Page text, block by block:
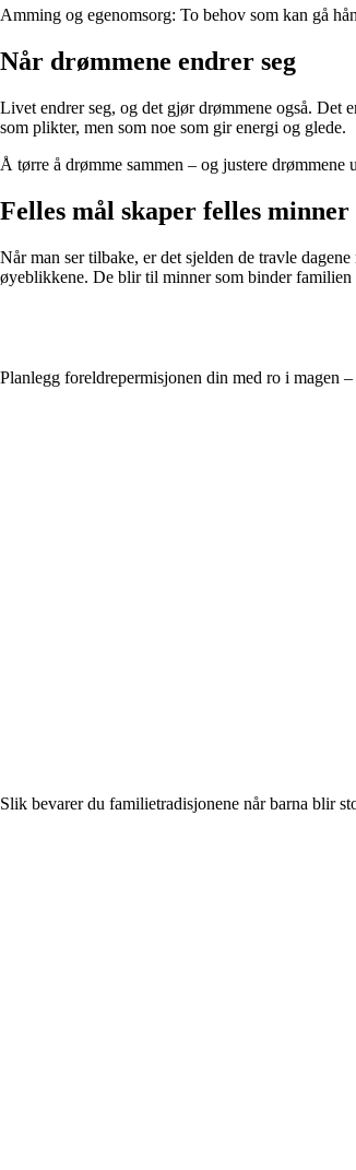
Amming og egenomsorg: To behov som kan gå
Når drømmene endrer seg
Livet endrer seg, og det gjør drømmene også. Det
som plikter, men som noe som gir energi og glede.
Å tørre å drømme sammen – og justere
Felles mål skaper felles minner
Når man ser tilbake, er det sjelden de travle
øyeblikkene. De blir til minner som binder
Planlegg foreldrepermisjonen din med ro i magen
Slik bevarer du familietradisjonene når barna blir